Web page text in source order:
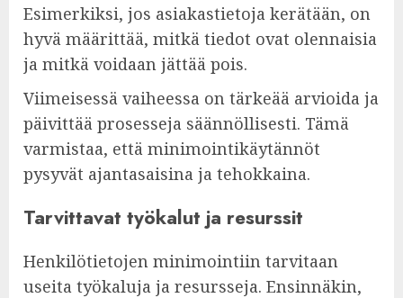
Esimerkiksi, jos asiakastietoja kerätään, on
hyvä määrittää, mitkä tiedot ovat olennaisia
ja mitkä voidaan jättää pois.
Viimeisessä vaiheessa on tärkeää arvioida ja
päivittää prosesseja säännöllisesti. Tämä
varmistaa, että minimointikäytännöt
pysyvät ajantasaisina ja tehokkaina.
Tarvittavat työkalut ja resurssit
Henkilötietojen minimointiin tarvitaan
useita työkaluja ja resursseja. Ensinnäkin,